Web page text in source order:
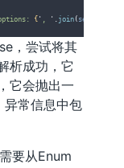
{ ' ' join ( self
，尝试将其
析成功，它
它会抛出一
常信息中包
要从Enum